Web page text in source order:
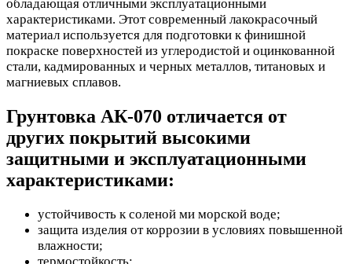
обладающая отличными эксплуатационными
характеристиками. Этот современный лакокрасочный
материал используется для подготовки к финишной
покраске поверхностей из углеродистой и оцинкованной
стали, кадмированных и черных металлов, титановых и
магниевых сплавов.
Грунтовка АК-070 отличается от
других покрытий высокими
защитными и эксплуатационными
характеристиками:
устойчивость к соленой ми морской воде;
защита изделия от коррозии в условиях повышенной
влажности;
термостойкость;